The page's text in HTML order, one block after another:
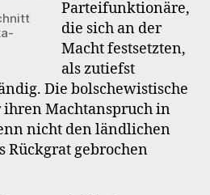
Parteifunktionäre,
die sich an der
Macht festsetzten,
als zutiefst
Die bolschewistische
ihren Machtanspruch in
nicht den ländlichen
Rückgrat gebrochen